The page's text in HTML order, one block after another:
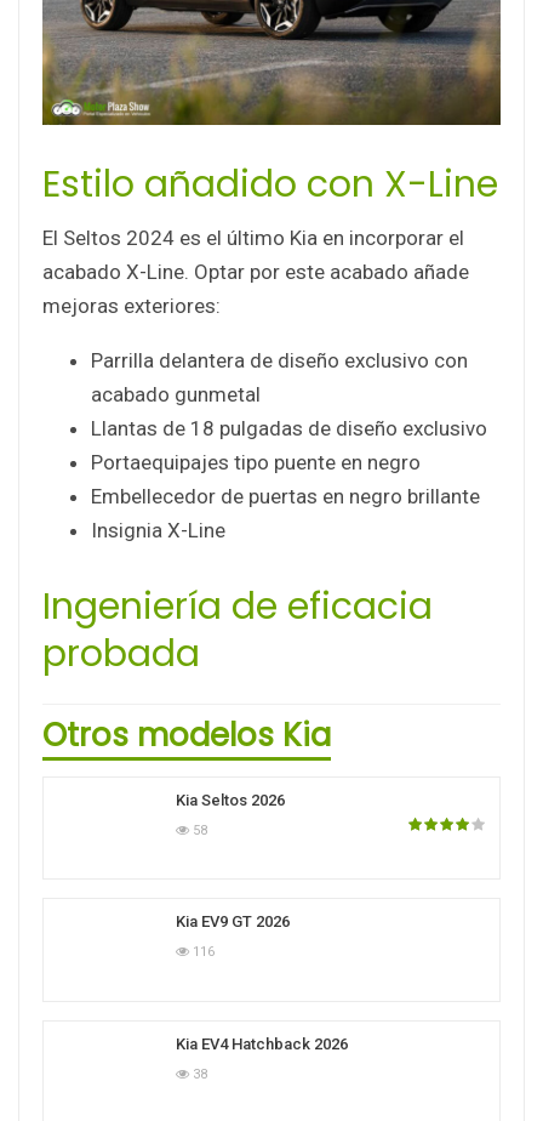
Estilo añadido con X-Line
El Seltos 2024 es el último Kia en incorporar el
acabado X-Line. Optar por este acabado añade
mejoras exteriores:
Parrilla delantera de diseño exclusivo con
acabado gunmetal
Llantas de 18 pulgadas de diseño exclusivo
Portaequipajes tipo puente en negro
Embellecedor de puertas en negro brillante
Insignia X-Line
Ingeniería de eficacia
probada
Otros modelos Kia
Kia Seltos 2026
58
Kia EV9 GT 2026
116
Kia EV4 Hatchback 2026
38